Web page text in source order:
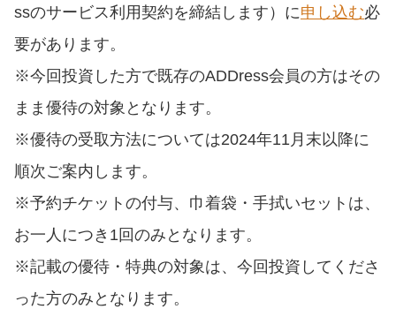
ssのサービス利用契約を締結します）に申し込む必
要があります。
※今回投資した方で既存のADDress会員の方はその
まま優待の対象となります。
※優待の受取方法については2024年11月末以降に
順次ご案内します。
※予約チケットの付与、巾着袋・手拭いセットは、
お一人につき1回のみとなります。
※記載の優待・特典の対象は、今回投資してくださ
った方のみとなります。